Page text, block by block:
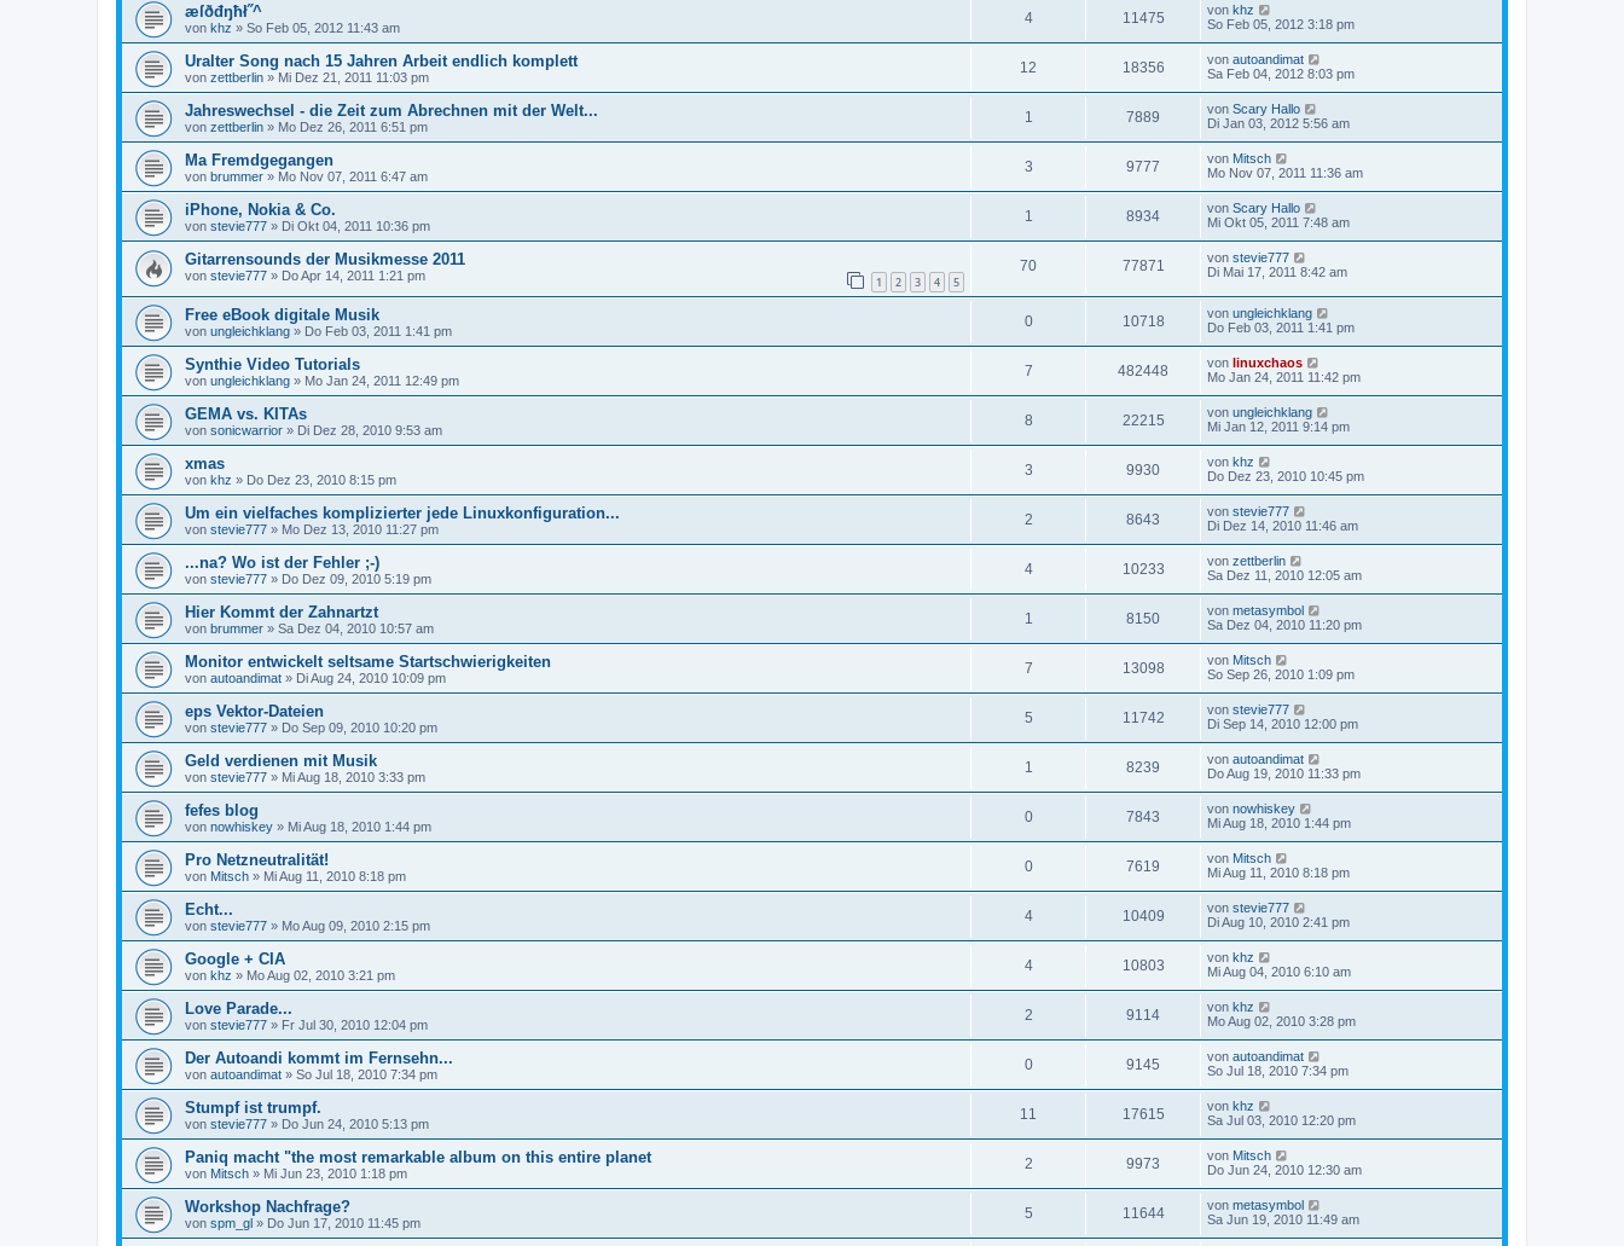
æſðđŋħł˝^
von khz » So Feb 05, 2012 11:43 am
4 11475 von khz
So Feb 05, 2012 3:18 pm
Uralter Song nach 15 Jahren Arbeit endlich komplett
von zettberlin » Mi Dez 21, 2011 11:03 pm
12 18356 von autoandimat
Sa Feb 04, 2012 8:03 pm
Jahreswechsel - die Zeit zum Abrechnen mit der Welt...
von zettberlin » Mo Dez 26, 2011 6:51 pm
1 7889 von Scary Hallo
Di Jan 03, 2012 5:56 am
Ma Fremdgegangen
von brummer » Mo Nov 07, 2011 6:47 am
3 9777 von Mitsch
Mo Nov 07, 2011 11:36 am
iPhone, Nokia & Co.
von stevie777 » Di Okt 04, 2011 10:36 pm
1 8934 von Scary Hallo
Mi Okt 05, 2011 7:48 am
Gitarrensounds der Musikmesse 2011
von stevie777 » Do Apr 14, 2011 1:21 pm 1 2 3 4 5
70 77871 von stevie777
Di Mai 17, 2011 8:42 am
Free eBook digitale Musik
von ungleichklang » Do Feb 03, 2011 1:41 pm
0 10718 von ungleichklang
Do Feb 03, 2011 1:41 pm
Synthie Video Tutorials
von ungleichklang » Mo Jan 24, 2011 12:49 pm
7 482448 von linuxchaos
Mo Jan 24, 2011 11:42 pm
GEMA vs. KITAs
von sonicwarrior » Di Dez 28, 2010 9:53 am
8 22215 von ungleichklang
Mi Jan 12, 2011 9:14 pm
xmas
von khz » Do Dez 23, 2010 8:15 pm
3 9930 von khz
Do Dez 23, 2010 10:45 pm
Um ein vielfaches komplizierter jede Linuxkonfiguration...
von stevie777 » Mo Dez 13, 2010 11:27 pm
2 8643 von stevie777
Di Dez 14, 2010 11:46 am
...na? Wo ist der Fehler ;-)
von stevie777 » Do Dez 09, 2010 5:19 pm
4 10233 von zettberlin
Sa Dez 11, 2010 12:05 am
Hier Kommt der Zahnartzt
von brummer » Sa Dez 04, 2010 10:57 am
1 8150 von metasymbol
Sa Dez 04, 2010 11:20 pm
Monitor entwickelt seltsame Startschwierigkeiten
von autoandimat » Di Aug 24, 2010 10:09 pm
7 13098 von Mitsch
So Sep 26, 2010 1:09 pm
eps Vektor-Dateien
von stevie777 » Do Sep 09, 2010 10:20 pm
5 11742 von stevie777
Di Sep 14, 2010 12:00 pm
Geld verdienen mit Musik
von stevie777 » Mi Aug 18, 2010 3:33 pm
1 8239 von autoandimat
Do Aug 19, 2010 11:33 pm
fefes blog
von nowhiskey » Mi Aug 18, 2010 1:44 pm
0 7843 von nowhiskey
Mi Aug 18, 2010 1:44 pm
Pro Netzneutralität!
von Mitsch » Mi Aug 11, 2010 8:18 pm
0 7619 von Mitsch
Mi Aug 11, 2010 8:18 pm
Echt...
von stevie777 » Mo Aug 09, 2010 2:15 pm
4 10409 von stevie777
Di Aug 10, 2010 2:41 pm
Google + CIA
von khz » Mo Aug 02, 2010 3:21 pm
4 10803 von khz
Mi Aug 04, 2010 6:10 am
Love Parade...
von stevie777 » Fr Jul 30, 2010 12:04 pm
2 9114 von khz
Mo Aug 02, 2010 3:28 pm
Der Autoandi kommt im Fernsehn...
von autoandimat » So Jul 18, 2010 7:34 pm
0 9145 von autoandimat
So Jul 18, 2010 7:34 pm
Stumpf ist trumpf.
von stevie777 » Do Jun 24, 2010 5:13 pm
11 17615 von khz
Sa Jul 03, 2010 12:20 pm
Paniq macht "the most remarkable album on this entire planet
von Mitsch » Mi Jun 23, 2010 1:18 pm
2 9973 von Mitsch
Do Jun 24, 2010 12:30 am
Workshop Nachfrage?
von spm_gl » Do Jun 17, 2010 11:45 pm
5 11644 von metasymbol
Sa Jun 19, 2010 11:49 am